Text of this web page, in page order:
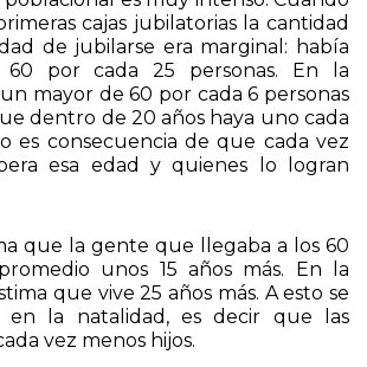
muestran que el proceso de
es muy intenso. Cuando
cajas jubilatorias la cantidad
de jubilarse era marginal: había
por cada 25 personas. En la
mayor de 60 por cada 6 personas
dentro de 20 años haya uno cada
es consecuencia de que cada vez
esa edad y quienes lo logran
que la gente que llegaba a los 60
unos 15 años más. En la
que vive 25 años más. A esto se
en la natalidad, es decir que las